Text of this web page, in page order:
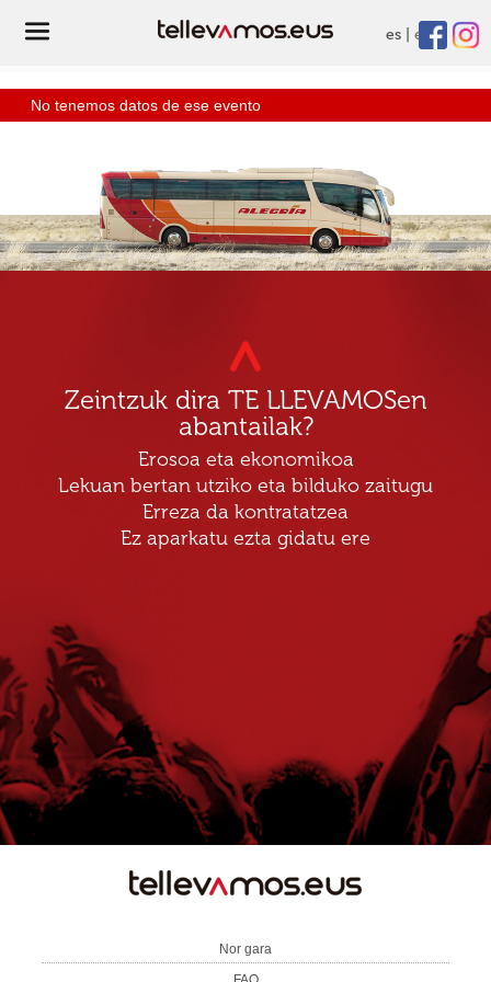
es eu
No tenemos datos de ese evento
Zeintzuk dira TE LLEVAMOSen
abantailak?
Erosoa eta ekonomikoa
Lekuan bertan utziko eta bilduko zaitugu
Erreza da kontratatzea
Ez aparkatu ezta gidatu ere
Nor gara